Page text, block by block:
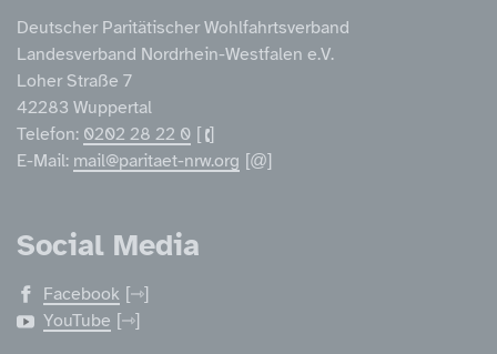
Deutscher Paritätischer Wohlfahrtsverband
Landesverband Nordrhein-Westfalen e.V.
Loher Straße 7
42283 Wuppertal
Telefon: 0202 28 22 0
E-Mail: mail@paritaet-nrw.org
Social Media
Facebook
YouTube